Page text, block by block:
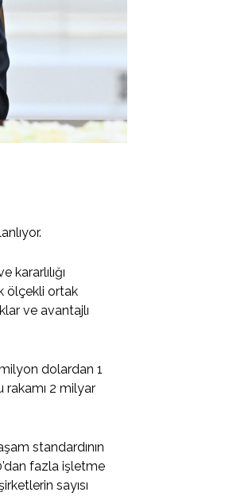
ölçekli ortak
ve avantajlı
dolardan 1
rakamı 2 milyar
standardının
fazla işletme
sayısı